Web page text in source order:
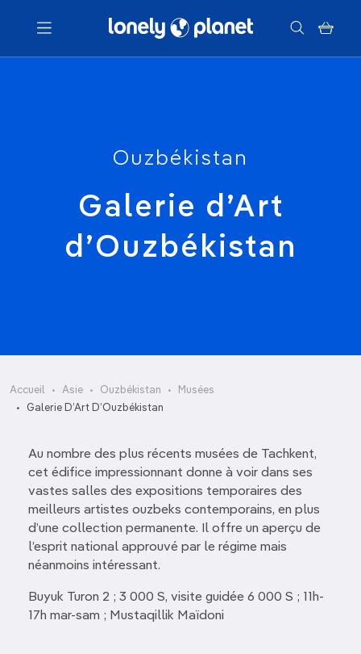
Menu
Ouzbékistan
Galerie d’Art
d’Ouzbékistan
Accueil Asie Ouzbékistan
Musées
Galerie D’Art D’Ouzbékistan
Au nombre des plus récents musées de Tachkent,
cet édifice impressionnant donne à voir dans ses
vastes salles des expositions temporaires des
meilleurs artistes ouzbeks contemporains, en plus
d’une collection permanente. Il offre un aperçu de
l’esprit national approuvé par le régime mais
néanmoins intéressant.
Buyuk Turon 2 ; 3 000 S, visite guidée 6 000 S ; 11h-
17h mar-sam ; Mustaqillik Maïdoni